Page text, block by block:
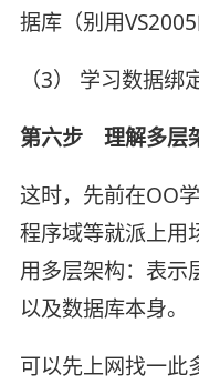
据库（别用
（3） 学习数据绑
第六步 理解多层
这时，先前在OO
程序域等就派上用
用多层架构：表示
以及数据库本身。
可以先上网找一此